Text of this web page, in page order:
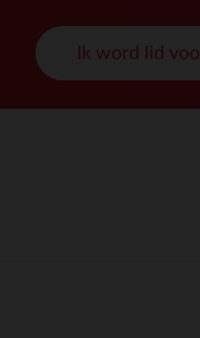
aan te passen
Ik word lid